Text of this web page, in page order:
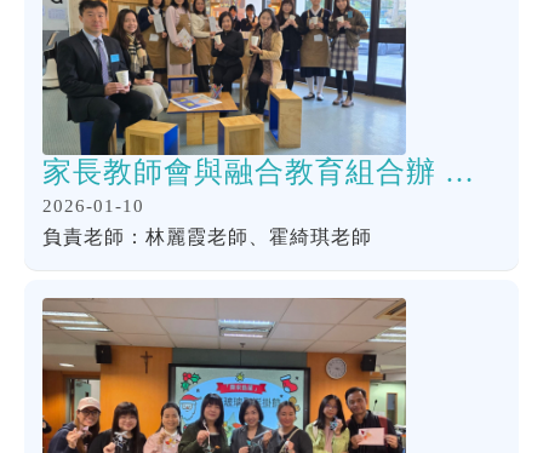
家長教師會與融合教育組合辦 家長講座及 Bad Day Cafe 家長加油站
2026-01-10
負責老師：林麗霞老師、霍綺琪老師